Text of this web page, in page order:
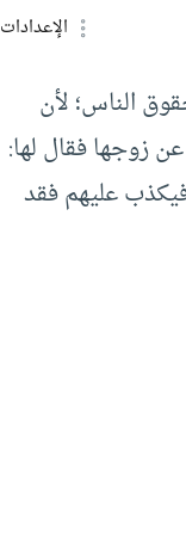
الإعدادات
الناس؛ لأن
زوجها فقال لها:
عليهم فقد